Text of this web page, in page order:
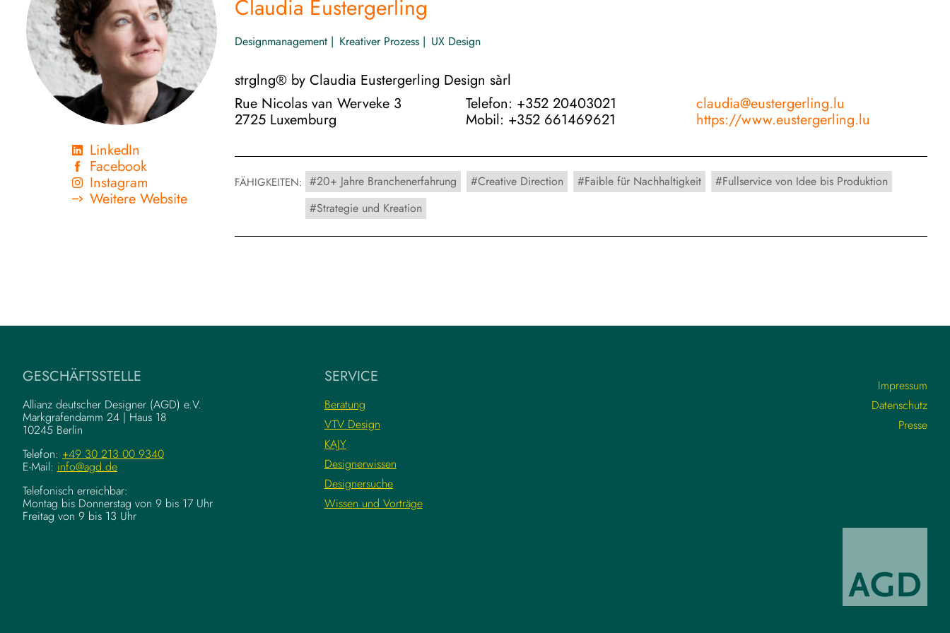
LinkedIn
Facebook
Instagram
Weitere Website
Claudia Eustergerling
Designmanagement Kreativer Prozess UX Design
strglng® by Claudia Eustergerling Design sàrl
Rue Nicolas van Werveke 3
2725 Luxemburg
Telefon: +352 20403021
Mobil: +352 661469621
claudia@eustergerling.lu
https://www.eustergerling.lu
FÄHIGKEITEN: 20+ Jahre Branchenerfahrung Creative Direction Faible für Nachhaltigkeit
Fullservice von Idee bis Produktion
Strategie und Kreation
GESCHÄFTSSTELLE
Allianz deutscher Designer (AGD) e.V.
Markgrafendamm 24 | Haus 18
10245 Berlin
Telefon: +49 30 213 00 9340
E-Mail: info@agd.de
Telefonisch erreichbar:
Montag bis Donnerstag von 9 bis 17 Uhr
Freitag von 9 bis 13 Uhr
SERVICE
Beratung
VTV Design
KAJY
Designerwissen
Designersuche
Wissen und Vorträge
Impressum
Datenschutz
Presse